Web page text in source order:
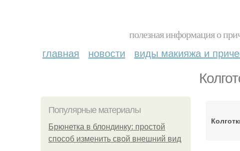
полезная информация о
главная новости виды макияжа и
Популярные материалы
Брюнетка в блондинку: простой
способ изменить свой внешний вид